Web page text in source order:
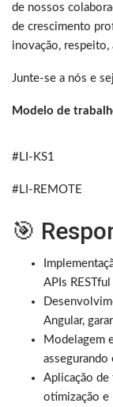
de nossos
de crescimento
inovação, respeito,
Junte-se a nós e
Modelo de
#LI-KS1
#LI-REMOTE
🎯
APIs
Angular,
Modelagem
assegurando
Aplicação de
otimização e